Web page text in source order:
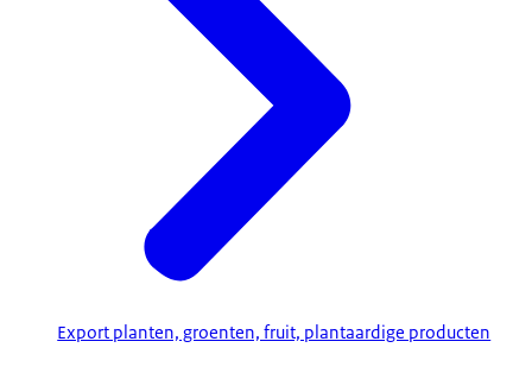
Export planten, groenten, fruit, plantaardige producten